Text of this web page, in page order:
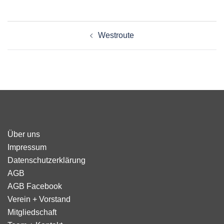
Westroute
Über uns
Impressum
Datenschutzerklärung
AGB
AGB Facebook
Verein + Vorstand
Mitgliedschaft